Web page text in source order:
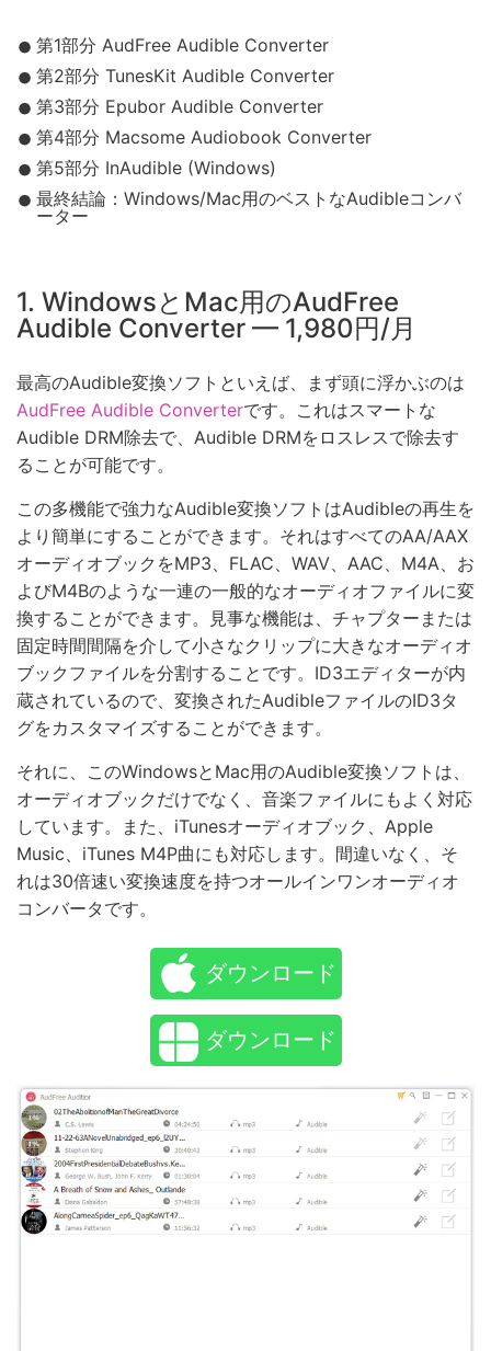
第1部分 AudFree Audible Converter
第2部分 TunesKit Audible Converter
第3部分 Epubor Audible Converter
第4部分 Macsome Audiobook Converter
第5部分 InAudible (Windows)
最終結論：Windows/Mac用のベストなAudibleコンバ
ーター
1. WindowsとMac用のAudFree
Audible Converter — 1,980円/月
最高のAudible変換ソフトといえば、まず頭に浮かぶのは
AudFree Audible Converterです。これはスマートな
Audible DRM除去で、Audible DRMをロスレスで除去す
ることが可能です。
この多機能で強力なAudible変換ソフトはAudibleの再生を
より簡単にすることができます。それはすべてのAA/AAX
オーディオブックをMP3、FLAC、WAV、AAC、M4A、お
よびM4Bのような一連の一般的なオーディオファイルに変
換することができます。見事な機能は、チャプターまたは
固定時間間隔を介して小さなクリップに大きなオーディオ
ブックファイルを分割することです。ID3エディターが内
蔵されているので、変換されたAudibleファイルのID3タ
グをカスタマイズすることができます。
それに、このWindowsとMac用のAudible変換ソフトは、
オーディオブックだけでなく、音楽ファイルにもよく対応
しています。また、iTunesオーディオブック、Apple
Music、iTunes M4P曲にも対応します。間違いなく、そ
れは30倍速い変換速度を持つオールインワンオーディオ
コンバータです。
ダウンロード
ダウンロード